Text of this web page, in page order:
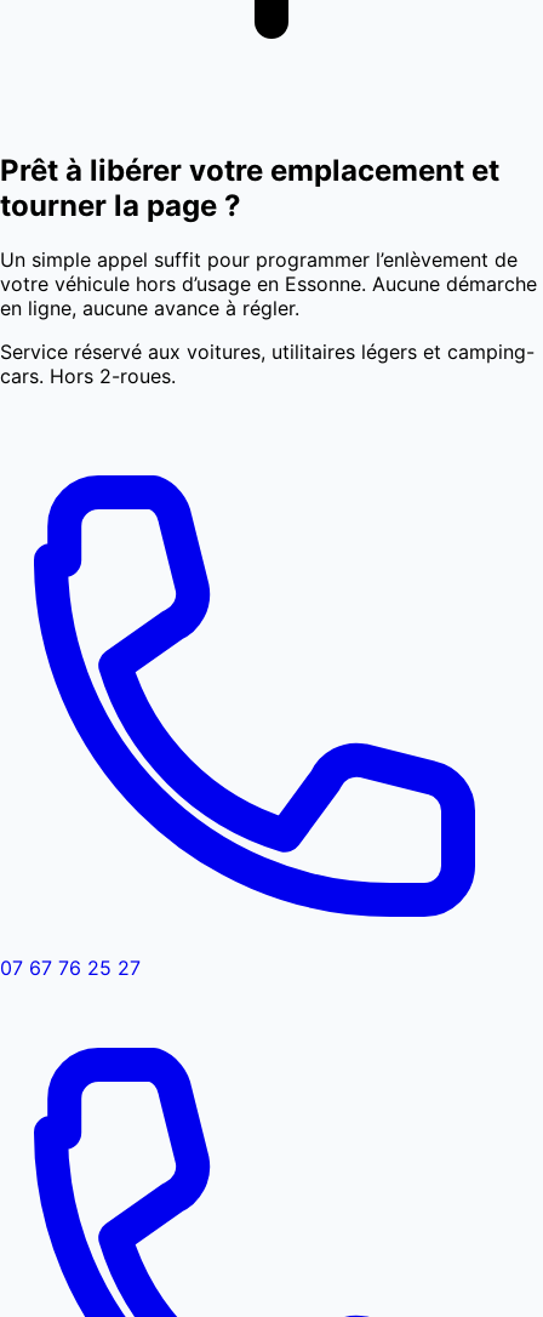
Prêt à libérer votre emplacement et
tourner la page ?
Un simple appel suffit pour programmer l’enlèvement de
votre véhicule hors d’usage en Essonne. Aucune démarche
en ligne, aucune avance à régler.
Service réservé aux voitures, utilitaires légers et camping-
cars. Hors 2-roues.
07 67 76 25 27